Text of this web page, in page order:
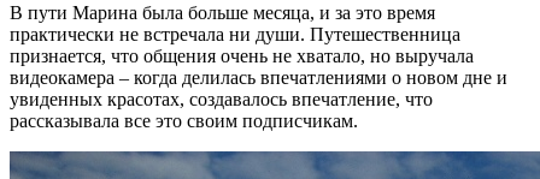
В пути Марина была больше месяца, и за это время
практически не встречала ни души. Путешественница
признается, что общения очень не хватало, но выручала
видеокамера – когда делилась впечатлениями о новом дне и
увиденных красотах, создавалось впечатление, что
рассказывала все это своим подписчикам.